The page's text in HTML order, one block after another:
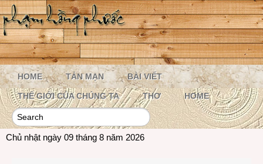
HOME TẢN MẠN BÀI VIẾT
THẾ GIỚI CỦA CHÚNG TA THƠ HOME
Chủ nhật ngày 09 tháng 8 năm 2026